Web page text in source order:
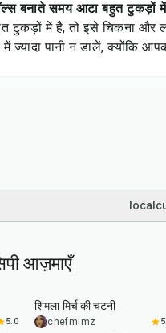
बनाते समय आटा बहुत टुकड़ों
में है, तो इसे चिकना और
ज्यादा पानी न डालें, क्योंकि
आज़माएँ
5.0
शिमला मिर्च की चटनी
chefmimz